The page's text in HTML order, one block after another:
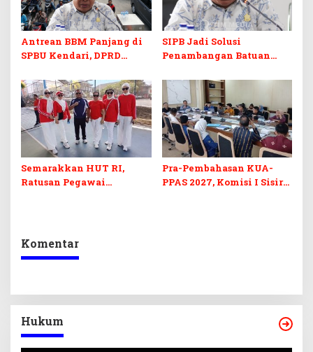
Antrean BBM Panjang di
SPBU Kendari, DPRD
Barcode Curang
SIPB Jadi Solusi
Penambangan Batuan
di Sultra
Semarakkan HUT RI,
Ratusan Pegawai
Pra-Pembahasan KUA-
PPAS 2027, Komisi I Sisir
Komentar
Hukum